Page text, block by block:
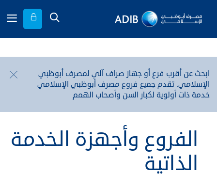
ابحث عن أقرب فرع أو جهاز صراف آلي لمصرف أبوظبي
الإسلامي. تقدم جميع فروع مصرف أبوظبي الإسلامي
خدمة ذات أولوية لكبار السن وأصحاب الهمم
الفروع وأجهزة الخدمة
الذاتية